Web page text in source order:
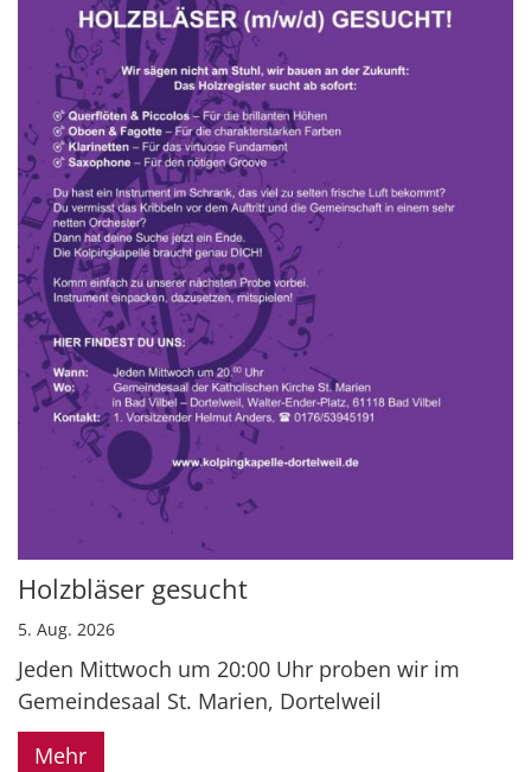
Holzbläser gesucht
5. Aug. 2026
Jeden Mittwoch um 20:00 Uhr proben wir im
Gemeindesaal St. Marien, Dortelweil
Mehr